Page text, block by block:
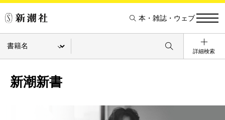
本・雑誌・ウェブ
詳細検索
新潮新書